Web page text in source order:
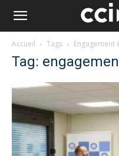
Accueil Tags Engagement
Tag: